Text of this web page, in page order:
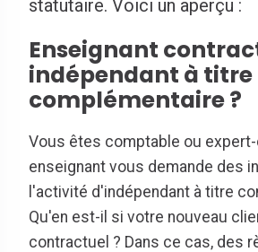
statutaire. Voici un aperçu :
Enseignant
indépendant à titre
complémentaire ?
Vous êtes comptable ou
enseignant vous demande des
l'activité d'indépendant à titre
Qu'en est-il si votre nouveau
contractuel ? Dans ce cas, des